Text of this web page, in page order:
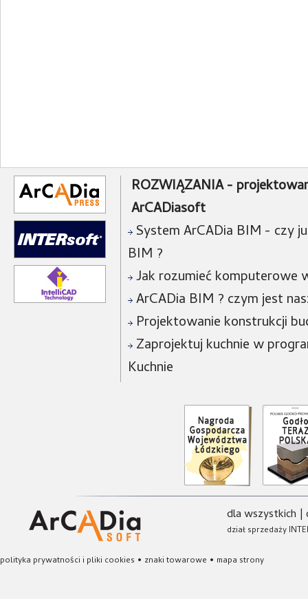
ROZWIĄZANIA -
ArCADiasoft
System ArCADia BIM - czy
BIM ?
Jak rozumieć komputerowe
ArCADia BIM ? czym jest
Projektowanie konstrukcji
Zaprojektuj kuchnie w
Kuchnie
dla wszystkich |
dział sprzedaży
polityka prywatności i pliki cookies • znaki towarowe • mapa strony